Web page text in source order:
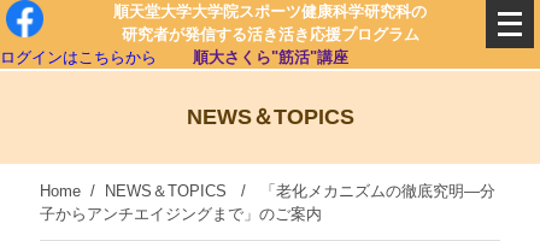
順天堂大学大学院スポーツ健康科学研究科の
研究者が発信する活き活き応援プログラム
ログインはこちらから
順大さくら"筋活"講座
NEWS＆TOPICS
Home/ NEWS＆TOPICS / 「老化メカニズムの徹底究明―分
子からアンチエイジングまで」のご案内